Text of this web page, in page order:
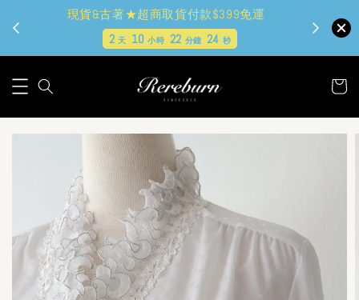
現貨&古著★超商取貨付款$399免運
2天 10小時 22 分鐘 23 秒